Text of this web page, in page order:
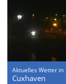
Aktuelles Wetter in
Cuxhaven